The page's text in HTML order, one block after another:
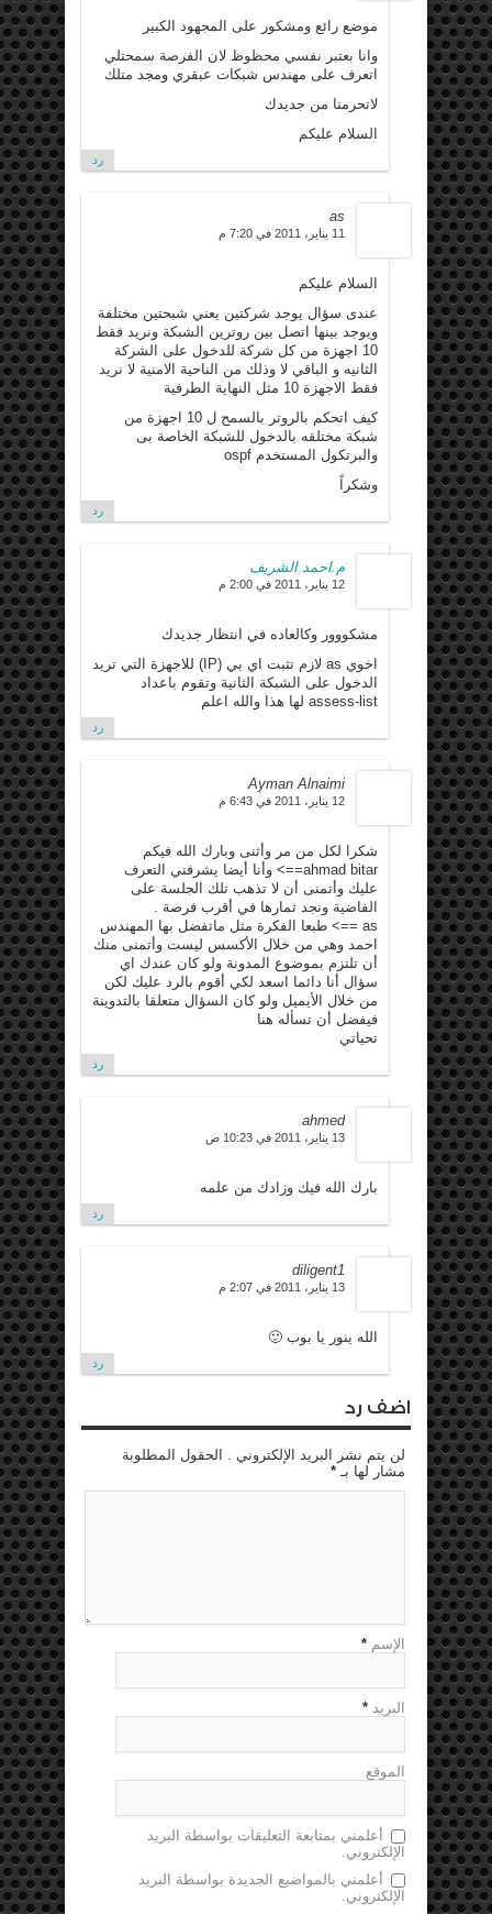
موضع رائع ومشكور على المجهود الكبير
وانا بعتبر نفسي محظوظ لان الفرصة سمحتلي
اتعرف على مهندس شبكات عبقري ومجد متلك
لاتحرمنا من جديدك
السلام عليكم
رد
as
11 يناير، 2011 في 7:20 م
السلام عليكم
عندى سؤال يوجد شركتين يعني شبحتين مختلفة
ويوجد بينها اتصل بين روترين الشبكة ونريد فقط
10 اجهزة من كل شركة للدخول على الشركة
الثانيه و الباقي لا وذلك من الناحية الامنية لا نريد
فقط الاجهزة 10 مثل النهاية الطرفية
كيف اتحكم بالروتر بالسمح ل 10 اجهزة من
شبكة مختلقه بالدخول للشبكة الخاصة بى
والبرتكول المستخدم ospf
وشكراً
رد
م.احمد الشريف
12 يناير، 2011 في 2:00 م
مشكووور وكالعاده في انتظار جديدك
اخوي as لازم تثبت اي بي (IP) للاجهزة التي تريد
الدخول على الشبكة الثانية وتقوم باعداد
assess-list لها هذا والله اعلم
رد
Ayman Alnaimi
12 يناير، 2011 في 6:43 م
شكرا لكل من مر وأثنى وبارك الله فيكم
ahmad bitar==> وأنا أيضا يشرفني التعرف
عليك وأتمنى أن لا تذهب تلك الجلسة على
الفاضية ونجد ثمارها في أقرب فرصة .
as ==> طبعا الفكرة مثل ماتفضل بها المهندس
احمد وهي من خلال الأكسس ليست وأتمنى منك
أن تلتزم بموضوع المدونة ولو كان عندك اي
سؤال أنا دائما اسعد لكي أقوم بالرد عليك لكن
من خلال الأيميل ولو كان السؤال متعلقا بالتدوينة
فيفضل أن تسأله هنا
تحياتي
رد
ahmed
13 يناير، 2011 في 10:23 ص
بارك الله فيك وزادك من علمه
رد
diligent1
13 يناير، 2011 في 2:07 م
الله ينور يا بوب 🙂
رد
اضف رد
لن يتم نشر البريد الإلكتروني . الحقول المطلوبة
مشار لها بـ *
الإسم *
البريد *
الموقع
أعلمني بمتابعة التعليقات بواسطة البريد
الإلكتروني.
أعلمني بالمواضيع الجديدة بواسطة البريد
الإلكتروني.